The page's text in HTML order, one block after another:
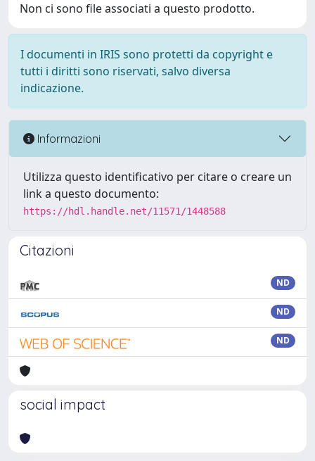
Non ci sono file associati a questo prodotto.
I documenti in IRIS sono protetti da copyright e
tutti i diritti sono riservati, salvo diversa
indicazione.
Informazioni
Utilizza questo identificativo per citare o creare un
link a questo documento:
https://hdl.handle.net/11571/1448588
Citazioni
ND
ND
ND
social impact